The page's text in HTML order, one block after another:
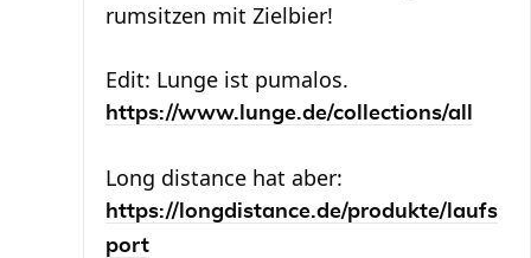
rumsitzen mit Zielbier!
Edit: Lunge ist pumalos.
https://www.lunge.de/collections/all
Long distance hat aber:
https://longdistance.de/produkte/laufs
port